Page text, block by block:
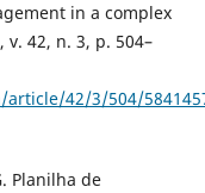
in a complex
42, n. 3, p. 504–
42/3/504/
Planilha de